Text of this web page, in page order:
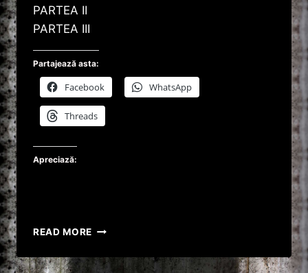
PARTEA II
PARTEA III
Partajează asta:
Facebook WhatsApp
Threads
Apreciază:
READ MORE „FANTOMELE
PE